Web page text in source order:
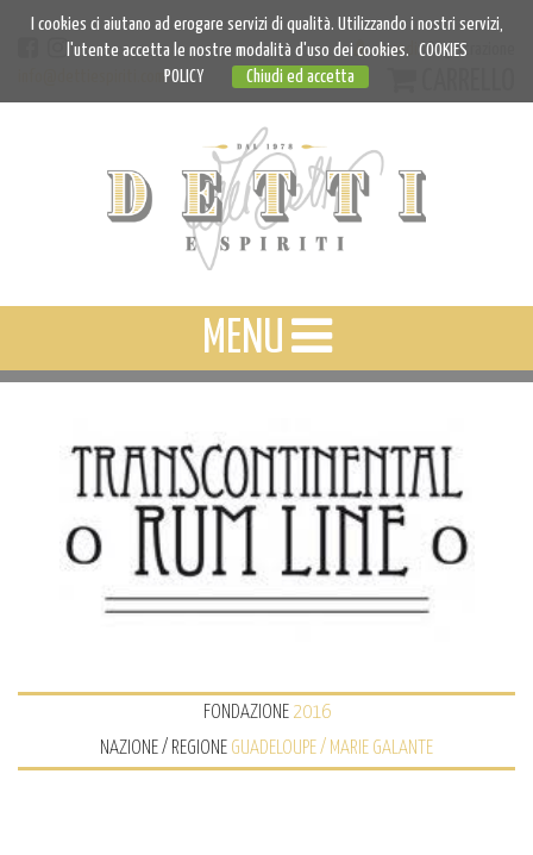
info@dettiespiriti.com
Accedi Registrazione
MENU
FONDAZIONE 2016
NAZIONE / REGIONE GUADELOUPE / MARIE GALANTE
I cookies ci aiutano ad erogare servizi di qualità. Utilizzando i nostri servizi,
l'utente accetta le nostre modalità d'uso dei cookies. COOKIES
POLICY
Chiudi ed accetta